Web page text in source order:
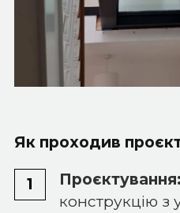
Як проходив
Проєктування:
конструкцію з